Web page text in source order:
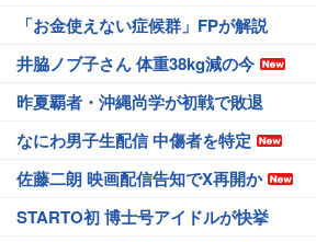
「お金使えない症候群」FPが解説
井脇ノブ子さん 体重38kg減の今
昨夏覇者・沖縄尚学が初戦で敗退
なにわ男子生配信 中傷者を特定
佐藤二朗 映画配信告知でX再開か
STARTO初 博士号アイドルが快挙